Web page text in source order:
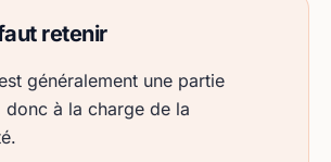
retenir
généralement une partie
donc à la charge de la